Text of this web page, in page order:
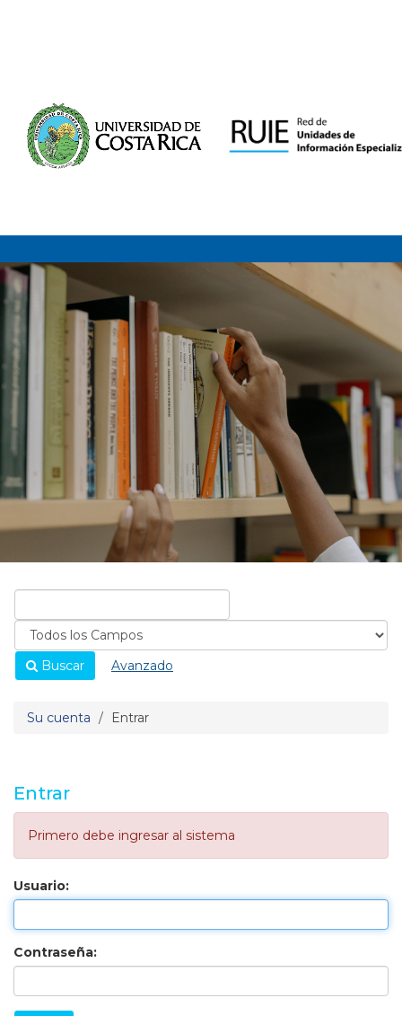
Buscar Avanzado
Su cuenta Entrar
Entrar
Primero debe ingresar al sistema
Usuario:
Contraseña: